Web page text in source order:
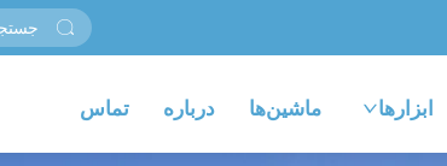
ابزارها ماشین‌ها درباره تماس